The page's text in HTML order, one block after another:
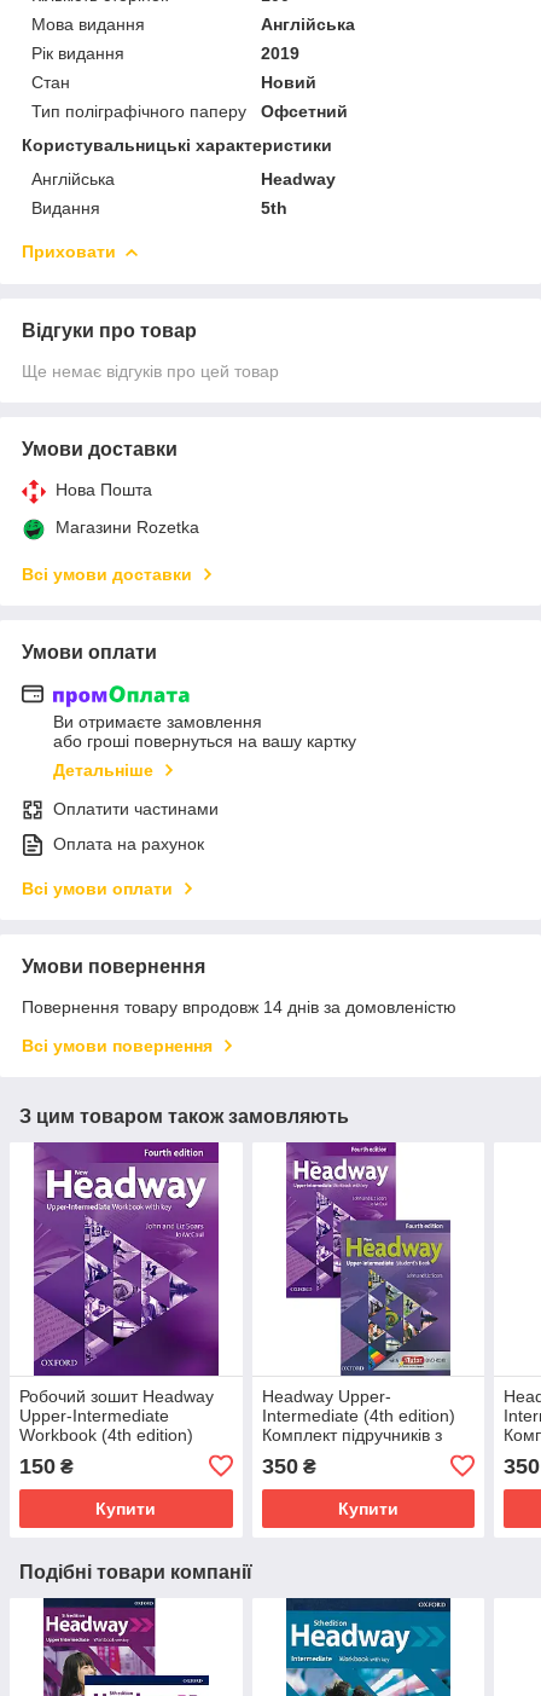
Мова видання
Англійська
Рік видання
2019
Стан
Новий
Тип поліграфічного паперу
Офсетний
Користувальницькі характеристики
Англійська
Headway
Видання
5th
Приховати
Відгуки про товар
Ще немає відгуків про цей товар
Умови доставки
Нова Пошта
Магазини Rozetka
Всі умови доставки
Умови оплати
Ви отримаєте замовлення
або гроші повернуться на вашу картку
Детальніше
Оплатити частинами
Оплата на рахунок
Всі умови оплати
Умови повернення
Повернення товару впродовж 14 днів за домовленістю
Всі умови повернення
З цим товаром також замовляють
Робочий зошит Headway
Upper-Intermediate
Workbook (4th edition)
150 ₴
Купити
Headway Upper-
Intermediate (4th edition)
Комплект підручників з
350₴
Купити
350
Подібні товари компанії